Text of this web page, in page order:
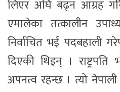
लिएर अघि बढ्न आग्रह
एमालेका तत्कालीन
निर्वाचित भई पदबहाली
दिएकी थिइन् ।
अपनत्व रहन्छ । त्यो